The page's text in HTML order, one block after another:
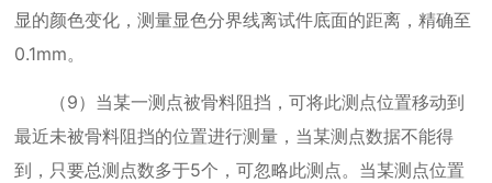
显的颜色变化，测量显色分界线离试件底面的距离，精确至
0.1mm。
（9）当某一测点被骨料阻挡，可将此测点位置移动到
最近未被骨料阻挡的位置进行测量，当某测点数据不能得
到，只要总测点数多于5个，可忽略此测点。当某测点位置